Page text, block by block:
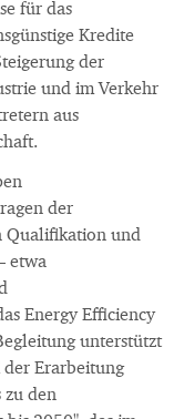
für das
Kredite
der
und im Verkehr
aus
der
Qualifikation und
etwa
Energy Efficiency
unterstützt
der Erarbeitung
zu den